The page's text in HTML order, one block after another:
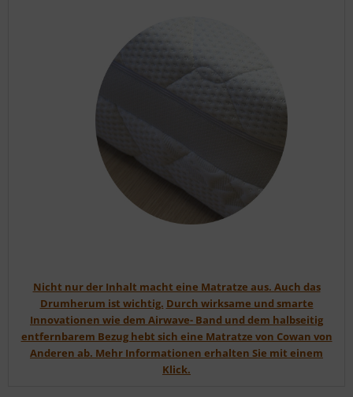
Nicht nur der Inhalt macht eine Matratze aus. Auch das
Drumherum ist wichtig. Durch wirksame und smarte
Innovationen wie dem Airwave- Band und dem halbseitig
entfernbarem Bezug hebt sich eine Matratze von Cowan von
Anderen ab. Mehr Informationen erhalten Sie mit einem
Klick.